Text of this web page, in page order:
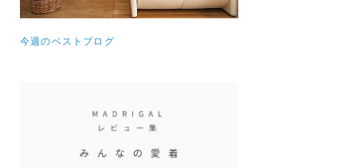
今週のベストブログ